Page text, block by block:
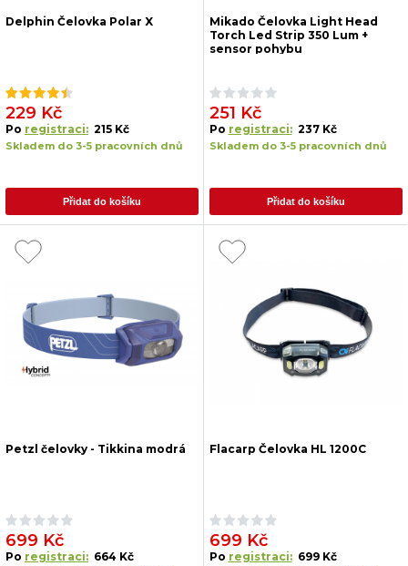
Delphin Čelovka Polar X
229 Kč
Po registraci: 215 Kč
Skladem do 3-5 pracovních dnů
Přidat do košíku
Mikado Čelovka Light Head
Torch Led Strip 350 Lum +
sensor pohybu
251 Kč
Po registraci: 237 Kč
Skladem do 3-5 pracovních dnů
Přidat do košíku
Petzl čelovky - Tikkina modrá
699 Kč
Po registraci: 664 Kč
Flacarp Čelovka HL 1200C
699 Kč
Po registraci: 699 Kč